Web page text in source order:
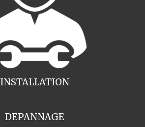
INSTALLATION
DEPANNAGE